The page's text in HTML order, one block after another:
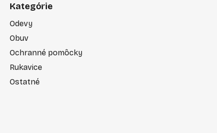
Kategórie
Odevy
Obuv
Ochranné pomôcky
Rukavice
Ostatné